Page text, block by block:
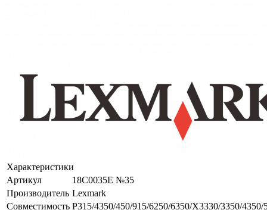
Характеристики
Артикул
18C0035E №35
Производитель Lexmark
Совместимость P315/4350/450/915/6250/6350/X3330/3350/